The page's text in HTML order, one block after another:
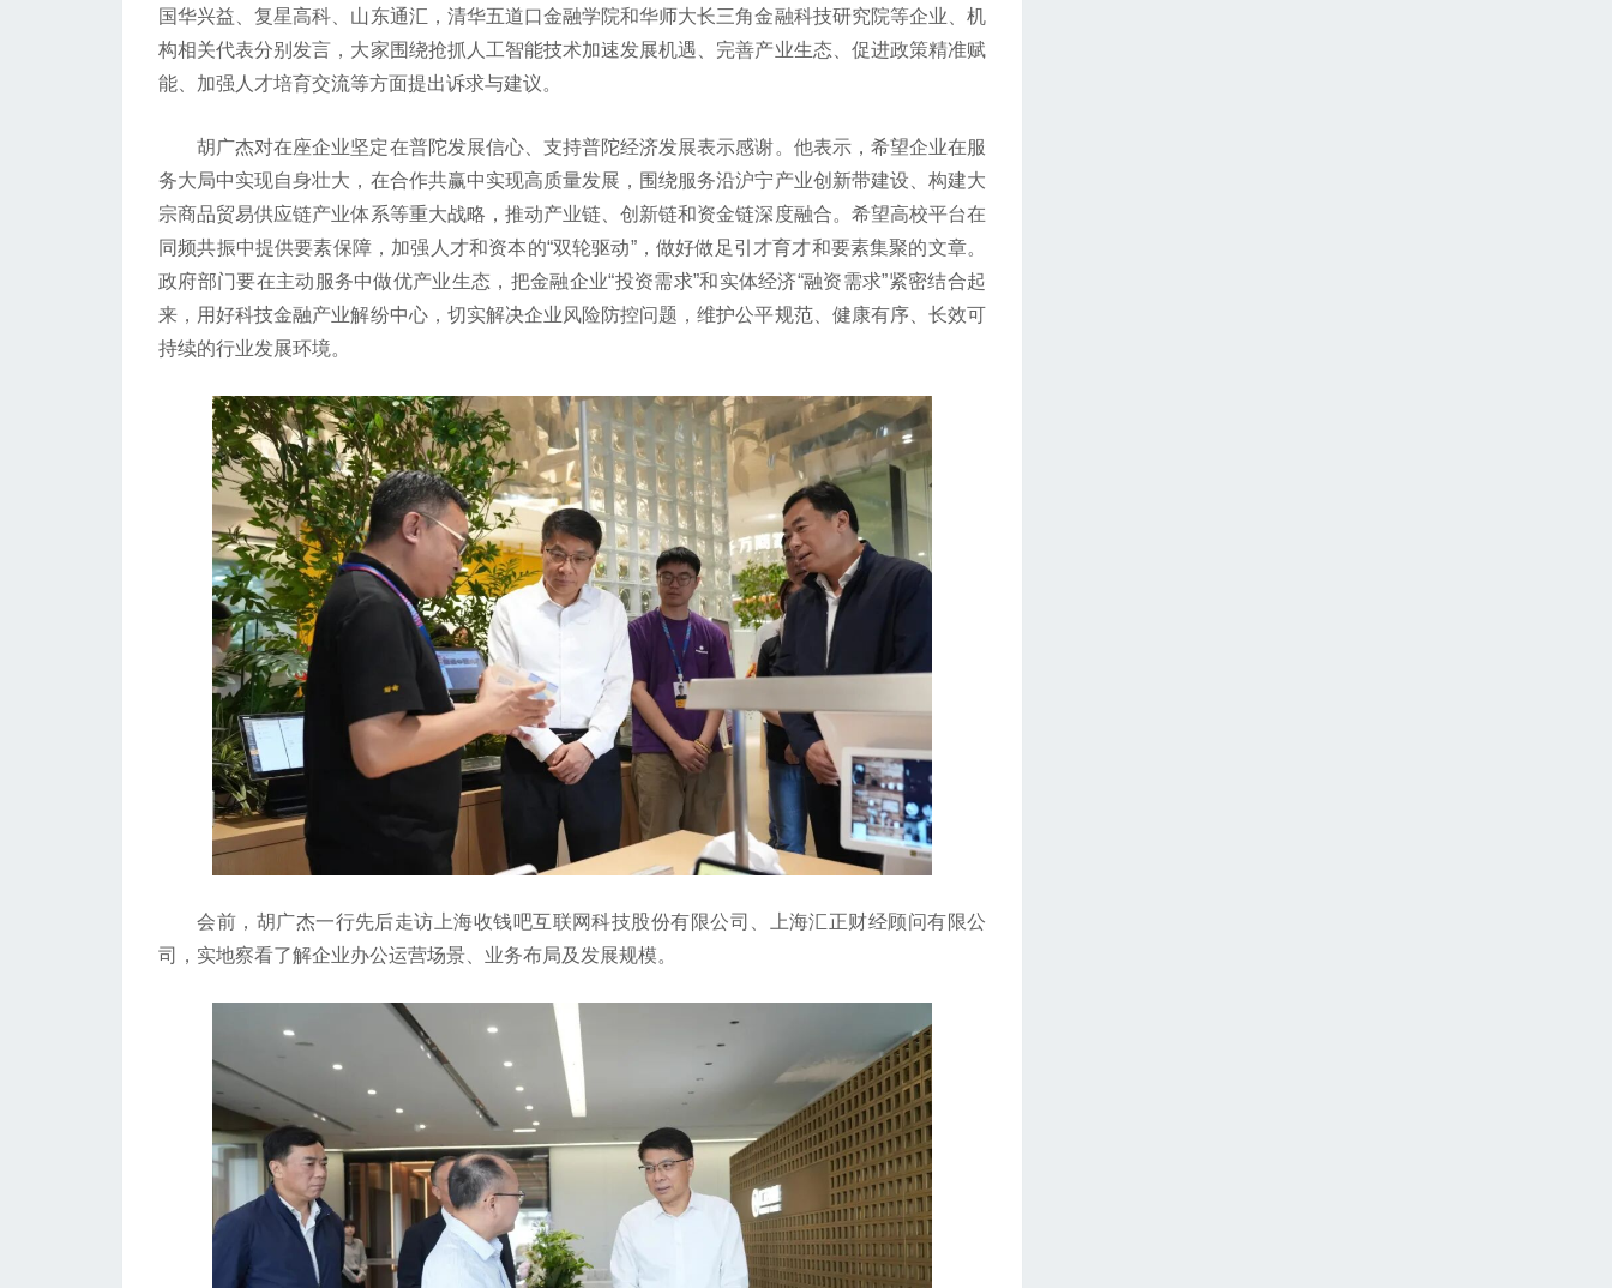
国华兴益、复星高科、山东通汇，清华五道口金融学院和华师大长三角金融科技研究院等企业、机
构相关代表分别发言，大家围绕抢抓人工智能技术加速发展机遇、完善产业生态、促进政策精准赋
能、加强人才培育交流等方面提出诉求与建议。
胡广杰对在座企业坚定在普陀发展信心、支持普陀经济发展表示感谢。他表示，希望企业在服
务大局中实现自身壮大，在合作共赢中实现高质量发展，围绕服务沿沪宁产业创新带建设、构建大
宗商品贸易供应链产业体系等重大战略，推动产业链、创新链和资金链深度融合。希望高校平台在
同频共振中提供要素保障，加强人才和资本的“双轮驱动”，做好做足引才育才和要素集聚的文章。
政府部门要在主动服务中做优产业生态，把金融企业“投资需求”和实体经济“融资需求”紧密结合起
来，用好科技金融产业解纷中心，切实解决企业风险防控问题，维护公平规范、健康有序、长效可
持续的行业发展环境。
会前，胡广杰一行先后走访上海收钱吧互联网科技股份有限公司、上海汇正财经顾问有限公
司，实地察看了解企业办公运营场景、业务布局及发展规模。